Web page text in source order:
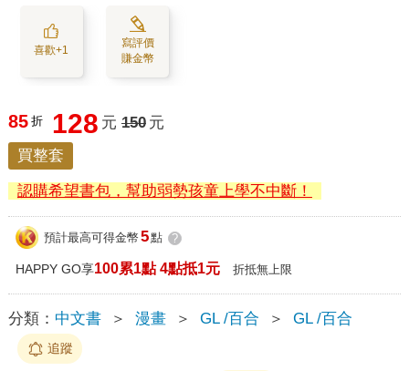
喜歡+1
寫評價
賺金幣
85 折 128 元 150 元
買整套
認購希望書包，幫助弱勢孩童上學不中斷！
預計最高可得金幣 5點 ?
HAPPY GO享100累1點 4點抵1元 折抵無上限
分類： 中文書 ＞ 漫畫 ＞ GL /百合 ＞ GL /百合
追蹤